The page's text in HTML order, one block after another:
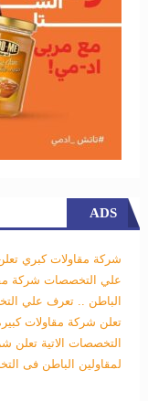
ADS
شركة مقاولات كبري
علي التخصصات شركة
الباطن .. تعرف علي
تعلن شركة مقاولات
التخصصات الاتية تعلن
لمقاولين الباطن فى